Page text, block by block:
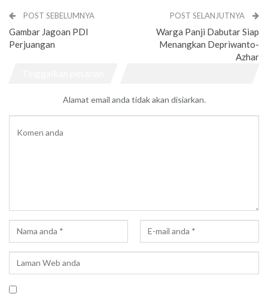
POST SEBELUMNYA
Gambar Jagoan PDI
Perjuangan
POST SELANJUTNYA
Warga Panji Dabutar Siap
Menangkan Depriwanto-
Azhar
Alamat email anda tidak akan disiarkan.